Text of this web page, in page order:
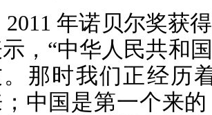
2011 年诺贝尔奖获
，“中华人民共和
那时我们正经历
中国是第一个来